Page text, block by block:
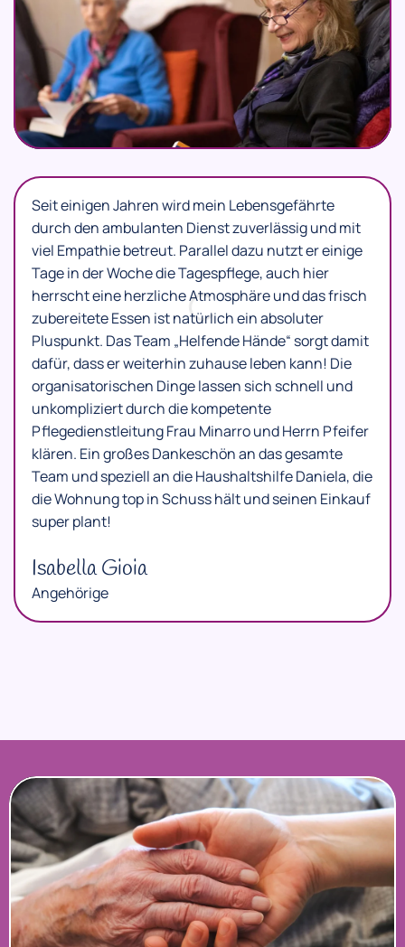
Seit einigen Jahren wird mein Lebensgefährte
durch den ambulanten Dienst zuverlässig und mit
viel Empathie betreut. Parallel dazu nutzt er einige
Tage in der Woche die Tagespflege, auch hier
herrscht eine herzliche Atmosphäre und das frisch
zubereitete Essen ist natürlich ein absoluter
Pluspunkt. Das Team „Helfende Hände“ sorgt damit
dafür, dass er weiterhin zuhause leben kann! Die
organisatorischen Dinge lassen sich schnell und
unkompliziert durch die kompetente
Pflegedienstleitung Frau Minarro und Herrn Pfeifer
klären. Ein großes Dankeschön an das gesamte
Team und speziell an die Haushaltshilfe Daniela, die
die Wohnung top in Schuss hält und seinen Einkauf
super plant!
Isabella Gioia
Angehörige